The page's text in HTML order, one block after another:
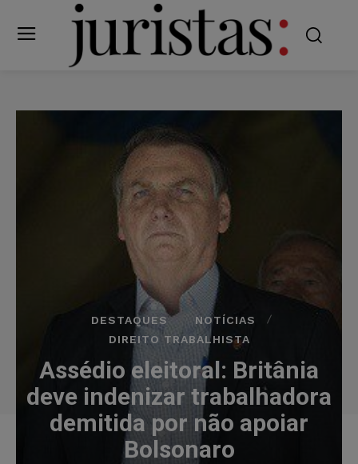
DESTAQUES
NOTÍCIAS
DIREITO TRABALHISTA
Assédio eleitoral: Britânia
deve indenizar trabalhadora
demitida por não apoiar
Bolsonaro